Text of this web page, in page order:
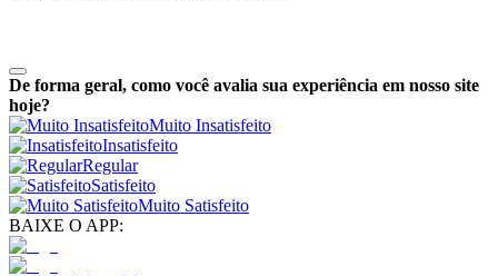
De forma geral, como você avalia sua experiência em nosso site
hoje?
Muito Insatisfeito
Insatisfeito
Regular
Satisfeito
Muito Satisfeito
BAIXE O APP: